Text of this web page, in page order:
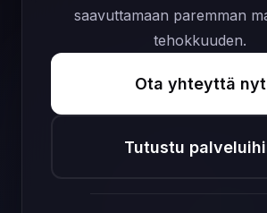
saavuttamaan paremman
tehokkuuden.
Ota yhteyttä nyt
Tutustu